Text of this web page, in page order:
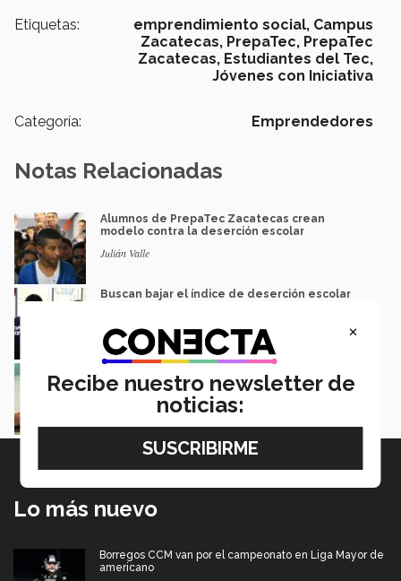
Etiquetas: emprendimiento social, Campus
Zacatecas, PrepaTec, PrepaTec
Zacatecas, Estudiantes del Tec,
Jóvenes con Iniciativa
Categoría: Emprendedores
Notas Relacionadas
Alumnos de PrepaTec Zacatecas crean
modelo contra la deserción escolar
Julián Valle
Buscan bajar el índice de deserción escolar
Belén Rivera
Crea estudiante app para rastrear el
transporte público en tiempo real
Lo más nuevo
Borregos CCM van por el campeonato en Liga Mayor de
americano
×
Recibe nuestro newsletter de
noticias: